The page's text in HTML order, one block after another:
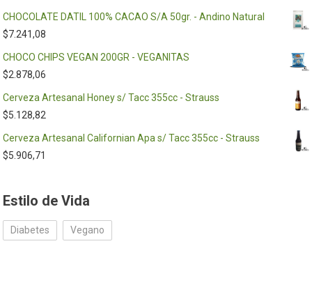
CHOCOLATE DATIL 100% CACAO S/A 50gr. - Andino Natural
$7.241,08
CHOCO CHIPS VEGAN 200GR - VEGANITAS
$2.878,06
Cerveza Artesanal Honey s/ Tacc 355cc - Strauss
$5.128,82
Cerveza Artesanal Californian Apa s/ Tacc 355cc - Strauss
$5.906,71
Estilo de Vida
Diabetes Vegano